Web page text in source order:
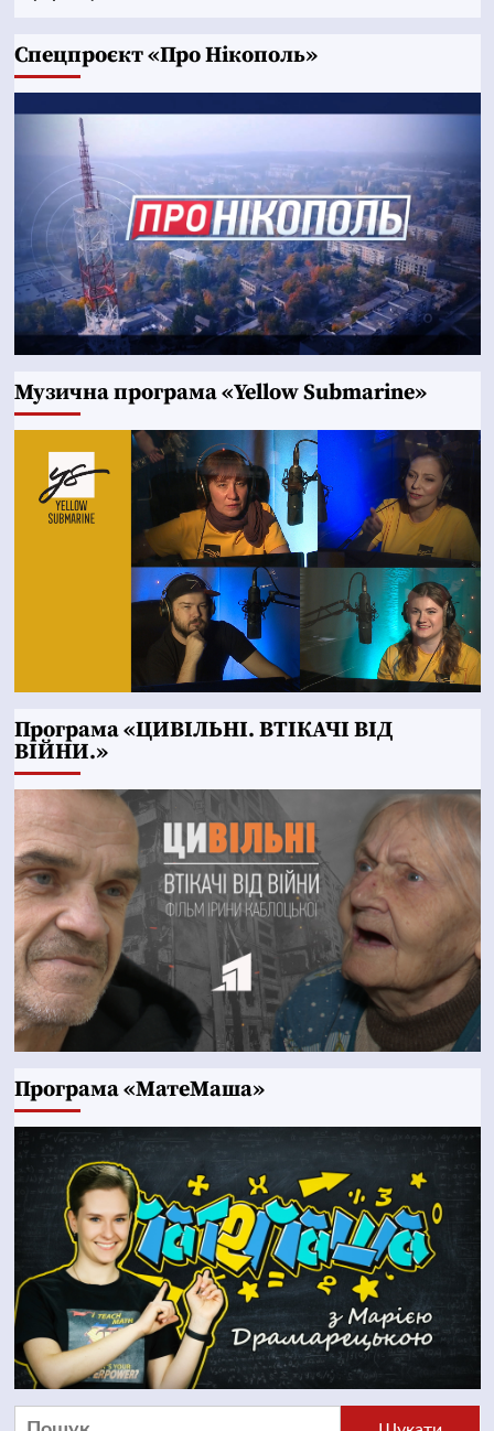
Cпецпроєкт «Про Нікополь»
Музична програма «Yellow Submarine»
Програма «ЦИВІЛЬНІ. ВТІКАЧІ ВІД
ВІЙНИ.»
Програма «МатеМаша»
Пошук: